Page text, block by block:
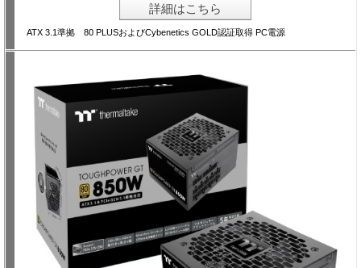
詳細はこちら
ATX 3.1準拠 80 PLUSおよびCybenetics GOLD認証取得 PC電源